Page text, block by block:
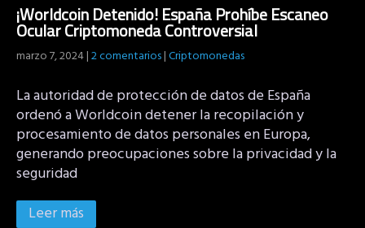
¡Worldcoin Detenido! España Prohíbe Escaneo
Ocular Criptomoneda Controversial
marzo 7, 2024|2 comentarios|Criptomonedas
La autoridad de protección de datos de España
ordenó a Worldcoin detener la recopilación y
procesamiento de datos personales en Europa,
generando preocupaciones sobre la privacidad y la
seguridad
Leer más